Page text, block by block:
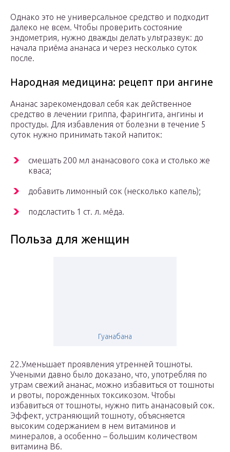
Однако это не универсальное средство и подходит
далеко не всем. Чтобы проверить состояние
эндометрия, нужно дважды делать ультразвук: до
начала приёма ананаса и через несколько суток
после.
Народная медицина: рецепт при ангине
Ананас зарекомендовал себя как действенное
средство в лечении гриппа, фарингита, ангины и
простуды. Для избавления от болезни в течение 5
суток нужно принимать такой напиток:
смешать 200 мл ананасового сока и столько же
кваса;
добавить лимонный сок (несколько капель);
подсластить 1 ст. л. мёда.
Польза для женщин
Гуанабана
22.Уменьшает проявления утренней тошноты.
Учеными давно было доказано, что, употребляя по
утрам свежий ананас, можно избавиться от тошноты
и рвоты, порожденных токсикозом. Чтобы
избавиться от тошноты, нужно пить ананасовый сок.
Эффект, устраняющий тошноту, объясняется
высоким содержанием в нем витаминов и
минералов, а особенно – большим количеством
витамина В6.